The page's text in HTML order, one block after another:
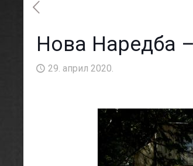
Нова Наредба
29. април 2020.